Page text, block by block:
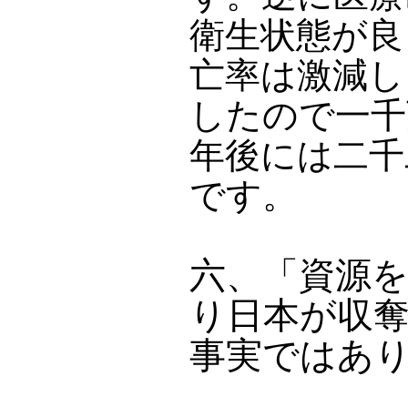
衛生状態が
亡率は激減
したので一
年後には二
です。
六、「資源
り日本が収
事実ではあ